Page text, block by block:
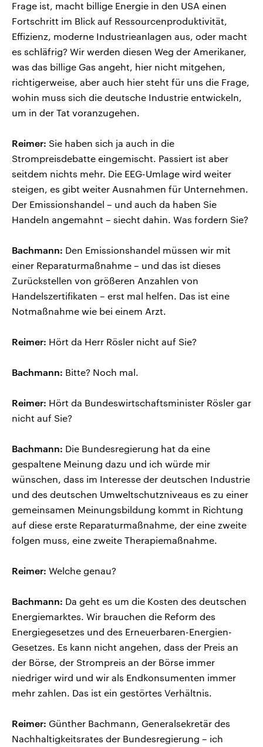
Frage ist, macht billige Energie in den USA einen
Fortschritt im Blick auf Ressourcenproduktivität,
Effizienz, moderne Industrieanlagen aus, oder macht
es schläfrig? Wir werden diesen Weg der Amerikaner,
was das billige Gas angeht, hier nicht mitgehen,
richtigerweise, aber auch hier steht für uns die Frage,
wohin muss sich die deutsche Industrie entwickeln,
um in der Tat voranzugehen.
Reimer: Sie haben sich ja auch in die
Strompreisdebatte eingemischt. Passiert ist aber
seitdem nichts mehr. Die EEG-Umlage wird weiter
steigen, es gibt weiter Ausnahmen für Unternehmen.
Der Emissionshandel – und auch da haben Sie
Handeln angemahnt – siecht dahin. Was fordern Sie?
Bachmann: Den Emissionshandel müssen wir mit
einer Reparaturmaßnahme – und das ist dieses
Zurückstellen von größeren Anzahlen von
Handelszertifikaten – erst mal helfen. Das ist eine
Notmaßnahme wie bei einem Arzt.
Reimer: Hört da Herr Rösler nicht auf Sie?
Bachmann: Bitte? Noch mal.
Reimer: Hört da Bundeswirtschaftsminister Rösler gar
nicht auf Sie?
Bachmann: Die Bundesregierung hat da eine
gespaltene Meinung dazu und ich würde mir
wünschen, dass im Interesse der deutschen Industrie
und des deutschen Umweltschutzniveaus es zu einer
gemeinsamen Meinungsbildung kommt in Richtung
auf diese erste Reparaturmaßnahme, der eine zweite
folgen muss, eine zweite Therapiemaßnahme.
Reimer: Welche genau?
Bachmann: Da geht es um die Kosten des deutschen
Energiemarktes. Wir brauchen die Reform des
Energiegesetzes und des Erneuerbaren-Energien-
Gesetzes. Es kann nicht angehen, dass der Preis an
der Börse, der Strompreis an der Börse immer
niedriger wird und wir als Endkonsumenten immer
mehr zahlen. Das ist ein gestörtes Verhältnis.
Reimer: Günther Bachmann, Generalsekretär des
Nachhaltigkeitsrates der Bundesregierung – ich